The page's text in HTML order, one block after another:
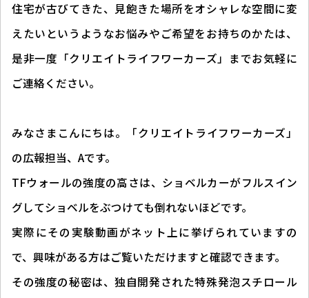
住宅が古びてきた、見飽きた場所をオシャレな空間に変
えたいというようなお悩みやご希望をお持ちのかたは、
是非一度「クリエイトライフワーカーズ」までお気軽に
ご連絡ください。
みなさまこんにちは。「クリエイトライフワーカーズ」
の広報担当、Aです。
TFウォールの強度の高さは、ショベルカーがフルスイン
グしてショベルをぶつけても倒れないほどです。
実際にその実験動画がネット上に挙げられていますの
で、興味がある方はご覧いただけますと確認できます。
その強度の秘密は、独自開発された特殊発泡スチロール